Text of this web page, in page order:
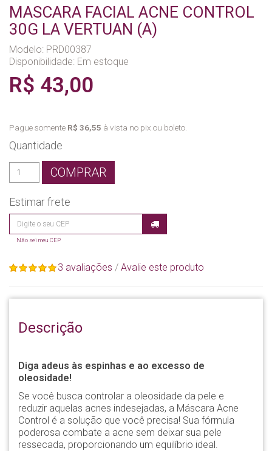
MASCARA FACIAL ACNE CONTROL
30G LA VERTUAN (A)
Modelo: PRD00387
Disponibilidade: Em estoque
R$ 43,00
Pague somente R$ 36,55 à vista no pix ou boleto.
Quantidade
COMPRAR
Estimar frete
Não sei meu CEP
3 avaliações / Avalie este produto
Descrição
Diga adeus às espinhas e ao excesso de
oleosidade!
Se você busca controlar a oleosidade da pele e
reduzir aquelas acnes indesejadas, a Máscara Acne
Control é a solução que você precisa! Sua fórmula
poderosa combate a acne sem deixar sua pele
ressecada, proporcionando um equilíbrio ideal.